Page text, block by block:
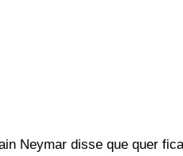
Neymar disse que quer